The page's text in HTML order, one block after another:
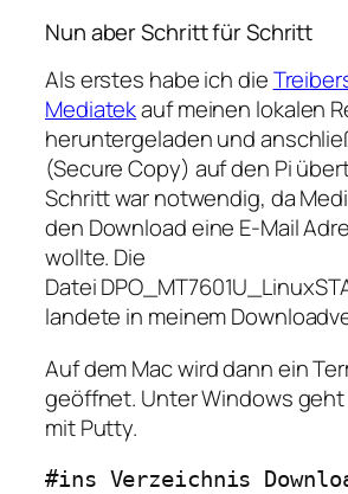
Nun aber Schritt für Schritt
Als erstes habe ich die
Mediatekauf meinen lokalen
heruntergeladen und
(Secure Copy) auf den Pi
Schritt war notwendig, da
den Download eine E-Mail
wollte. Die
Datei
landete in meinem
Auf dem Mac wird dann ein
geöffnet. Unter Windows geht
mit Putty.
#ins Verzeichnis